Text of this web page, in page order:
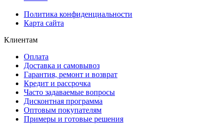
Политика конфиденциальности
Карта сайта
Клиентам
Оплата
Доставка и самовывоз
Гарантия, ремонт и возврат
Кредит и рассрочка
Часто задаваемые вопросы
Дисконтная программа
Оптовым покупателям
Примеры и готовые решения